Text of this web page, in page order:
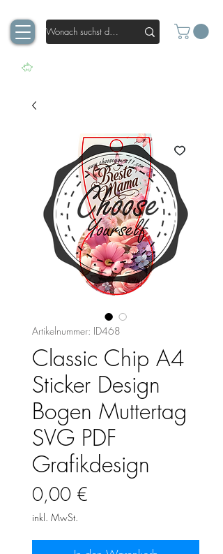
Artikelnummer: ID468
Classic Chip A4
Sticker Design
Bogen Muttertag
SVG PDF
Grafikdesign
0,00 €
inkl. MwSt.